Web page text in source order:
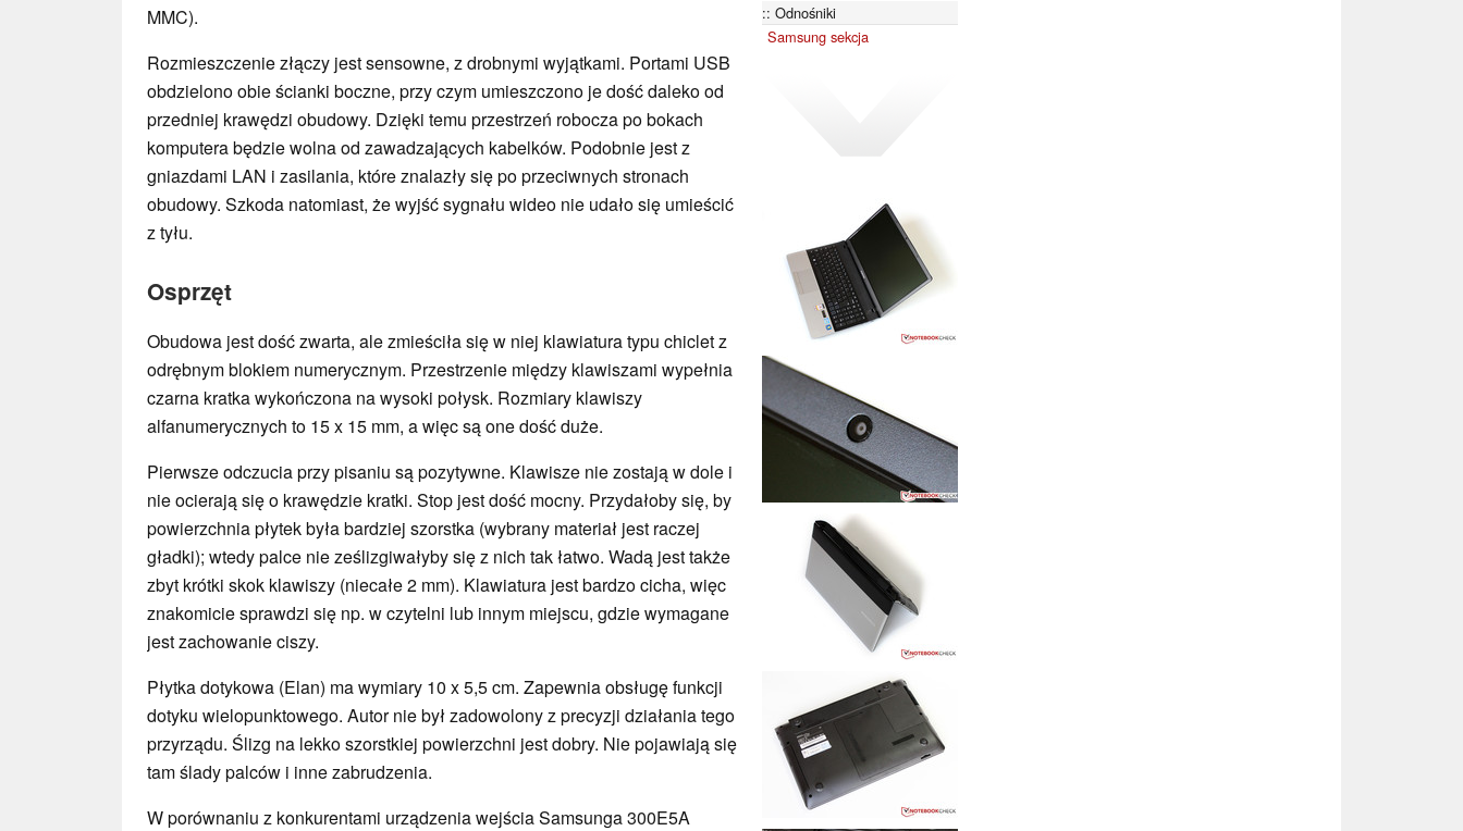
MMC).
Rozmieszczenie złączy jest sensowne, z drobnymi wyjątkami. Portami USB
obdzielono obie ścianki boczne, przy czym umieszczono je dość daleko od
przedniej krawędzi obudowy. Dzięki temu przestrzeń robocza po bokach
komputera będzie wolna od zawadzających kabelków. Podobnie jest z
gniazdami LAN i zasilania, które znalazły się po przeciwnych stronach
obudowy. Szkoda natomiast, że wyjść sygnału wideo nie udało się umieścić
z tyłu.
Osprzęt
Obudowa jest dość zwarta, ale zmieściła się w niej klawiatura typu chiclet z
odrębnym blokiem numerycznym. Przestrzenie między klawiszami wypełnia
czarna kratka wykończona na wysoki połysk. Rozmiary klawiszy
alfanumerycznych to 15 x 15 mm, a więc są one dość duże.
Pierwsze odczucia przy pisaniu są pozytywne. Klawisze nie zostają w dole i
nie ocierają się o krawędzie kratki. Stop jest dość mocny. Przydałoby się, by
powierzchnia płytek była bardziej szorstka (wybrany materiał jest raczej
gładki); wtedy palce nie ześlizgiwałyby się z nich tak łatwo. Wadą jest także
zbyt krótki skok klawiszy (niecałe 2 mm). Klawiatura jest bardzo cicha, więc
znakomicie sprawdzi się np. w czytelni lub innym miejscu, gdzie wymagane
jest zachowanie ciszy.
Płytka dotykowa (Elan) ma wymiary 10 x 5,5 cm. Zapewnia obsługę funkcji
dotyku wielopunktowego. Autor nie był zadowolony z precyzji działania tego
przyrządu. Ślizg na lekko szorstkiej powierzchni jest dobry. Nie pojawiają się
tam ślady palców i inne zabrudzenia.
W porównaniu z konkurentami urządzenia wejścia Samsunga 300E5A
Odnośniki
Samsung sekcja